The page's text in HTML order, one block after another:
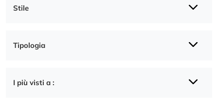
Stile
Tipologia
I più visti a :